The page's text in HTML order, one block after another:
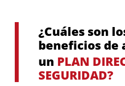
¿Cuáles son
beneficios de
un PLAN
SEGURIDAD?